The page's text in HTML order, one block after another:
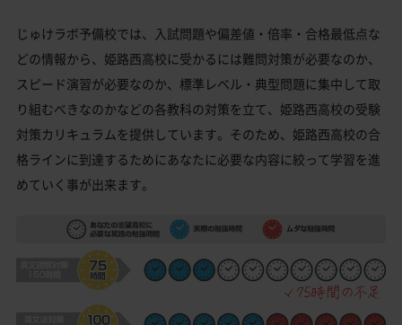
じゅけラボ予備校では、入試問題や偏差値・倍率・合格最低点な
どの情報から、姫路西高校に受かるには難問対策が必要なのか、
スピード演習が必要なのか、標準レベル・典型問題に集中して取
り組むべきなのかなどの各教科の対策を立て、姫路西高校の受験
対策カリキュラムを提供しています。そのため、姫路西高校の合
格ラインに到達するためにあなたに必要な内容に絞って学習を進
めていく事が出来ます。